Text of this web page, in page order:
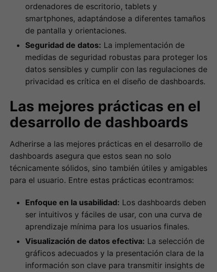
ordenadores de escritorio, tablets y
smartphones, adaptándose a diferentes tamaños
de pantalla y orientaciones.
Seguridad de datos: La implementación de
medidas de seguridad robustas para proteger los
datos sensibles y cumplir con las regulaciones de
privacidad es crítica en el diseño de dashboards.
Las mejores prácticas en el
desarrollo de dashboards
Adherirse a las mejores prácticas en el desarrollo de
dashboards asegura que estos sean no solo
técnicamente sólidos, sino también útiles y amigables
para el usuario. Entre estas prácticas econtramos:
Enfoque en la usabilidad: Los dashboards deben
ser intuitivos y fáciles de usar, con una curva de
aprendizaje mínima para los usuarios finales.
Visualización de datos efectiva: La selección de
gráficos adecuados y la presentación clara de la
información son clave para transmitir insights de